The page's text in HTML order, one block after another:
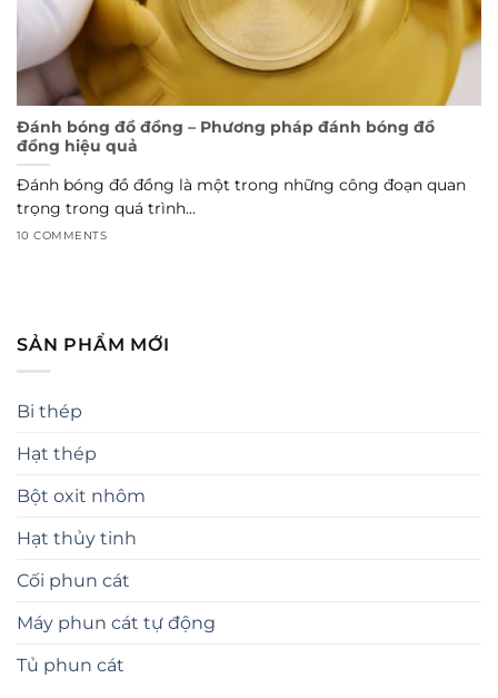
SẢN PHẨM MỚI
Bi thép
Hạt thép
Bột oxit nhôm
Hạt thủy tinh
Cối phun cát
Máy phun cát tự động
Tủ phun cát
Đánh bóng đồ đồng – Phương pháp đánh bóng đồ
đồng hiệu quả
Đánh bóng đồ đồng là một trong những công đoạn quan
trọng trong quá trình...
10 COMMENTS